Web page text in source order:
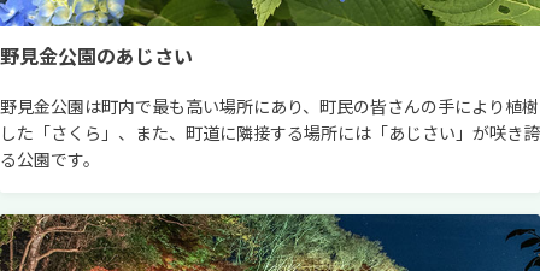
野見金公園のあじさい
野見金公園は町内で最も高い場所にあり、町民の皆さんの手により植樹
した「さくら」、また、町道に隣接する場所には「あじさい」が咲き誇
る公園です。